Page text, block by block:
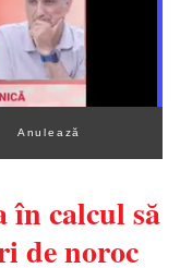
Anulează
calcul să
de noroc